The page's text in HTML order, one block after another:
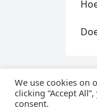
We use cookies on
clicking “Accept
consent.